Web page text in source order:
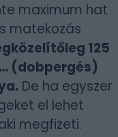
maximum hat
matekozás
125
(dobpergés)
De ha egyszer
el lehet
megfizeti.